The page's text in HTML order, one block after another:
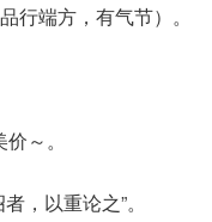
端方，有气节）。
～。
，以重论之”。